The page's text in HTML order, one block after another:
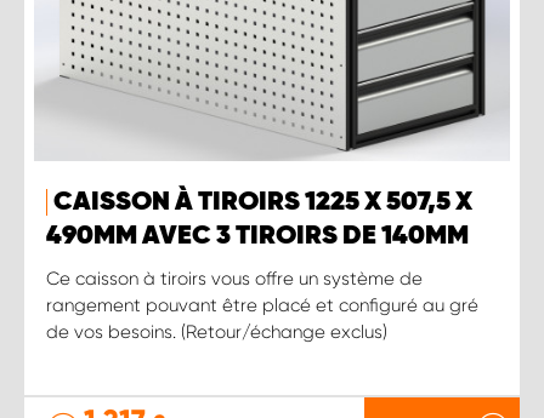
CAISSON À TIROIRS 1225 X 507,5 X
490MM AVEC 3 TIROIRS DE 140MM
Ce caisson à tiroirs vous offre un système de
rangement pouvant être placé et configuré au gré
de vos besoins. (Retour/échange exclus)